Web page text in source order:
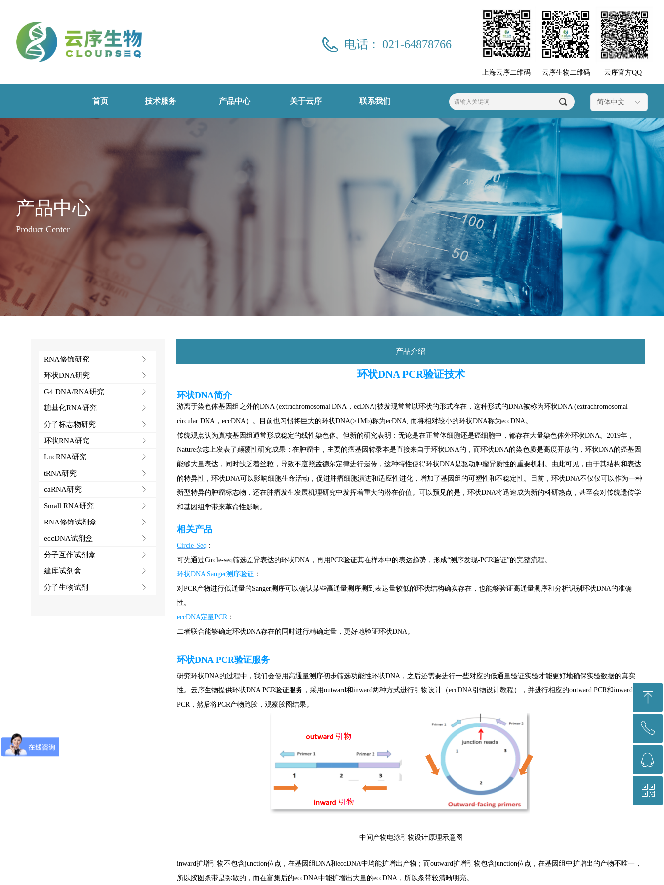
关于云序 联系我们
首页 产品中心 끠
技术服务 ꀅ
简体中文
上海云序二维码 云序生物二维码 云序官方QQ
电话： 021-64878766
产品介绍
环状DNA PCR验证技术
环状DNA简介
游离于染色体基因组之外的DNA (extrachromosomal DNA，ecDNA)被发现常常以环状的形式存在，这种形式的DNA被称为环状DNA (extrachromosomal
circular DNA，eccDNA）。
目前也习惯将巨大的环状DNA(>1Mb)称为ecDNA, 而将相对较小的环状DNA称为eccDNA。
传统观点认为真核基因组通常形成稳定的线性染色体。但新的研究表明：无论是在正常体细胞还是癌细胞中，都存在大量染色体外环状DNA。2019年，
Nature杂志上发表了颠覆性研究成果：在肿瘤中，主要的癌基因转录本是直接来自于环状DNA的，而环状DNA的染色质是高度开放的，环状DNA的癌基因
能够大量表达，同时缺乏着丝粒，导致不遵照孟德尔定律进行遗传，这种特性使得环状DNA是驱动肿瘤异质性的重要机制。由此可见，由于其结构和表达
的特异性，环状DNA可以影响细胞生命活动，促进肿瘤细胞演进和适应性进化，增加了基因组的可塑性和不稳定性。目前，环状DNA不仅仅可以作为一种
新型特异的肿瘤标志物，还在肿瘤发生发展机理研究中发挥着重大的潜在价值。可以预见的是，环状DNA将迅速成为新的科研热点，甚至会对传统遗传学
和基因组学带来革命性影响。
相关产品
Circle-Seq ：
可先通过Circle-seq筛选差异表达的环状DNA，再用PCR验证其在样本中的表达趋势，形成“测序发现-PCR验证”的完整流程。
环状DNA Sanger测序验证 ：
对PCR产物进行低通量的Sanger测序可以确认某些高通量测序测到表达量较低的环状结构确实存在，也能够验证高通量测序和分析识别环状DNA的准确
性。
eccDNA定量PCR：
二者联合能够确定环状DNA存在的同时进行精确定量，更好地验证环状DNA。
环状DNA PCR验证服务
研究环状DNA的过程中，我们会使用高通量测序初步筛选功能性环状DNA，之后还需要进行一些对应的低通量验证实验才能更好地确保实验数据的真实
性。云序生物提供环状DNA PCR验证服务，采用outward和inward两种方式进行引物设计（eccDNA引物设计教程 ），并进行相应的outward PCR和inward
PCR，然后将PCR产物跑胶，观察胶图结果。
中间产物电泳引物设计原理示意图
inward扩增引物不包含junction位点，在基因组DNA和eccDNA中均能扩增出产物；而outward扩增引物包含junction位点，在基因组中扩增出的产物不唯一，
所以胶图条带是弥散的，而在富集后的eccDNA中能扩增出大量的eccDNA，所以条带较清晰明亮。
产品中心
Product Center
RNA修饰研究 ꁕ
环状DNA研究 ꁕ
G4 DNA/RNA研究 ꁕ
糖基化RNA研究 ꁕ
分子标志物研究 ꁕ
环状RNA研究 ꁕ
LncRNA研究 ꁕ
tRNA研究 ꁕ
caRNA研究 ꁕ
Small RNA研究 ꁕ
RNA修饰试剂盒 ꁕ
eccDNA试剂盒 ꁕ
分子互作试剂盒 ꁕ
建库试剂盒 ꁕ
分子生物试剂 ꁕ
ꁸ
回到顶部
ꂅ
ꁗ
1367228340
ꀥ